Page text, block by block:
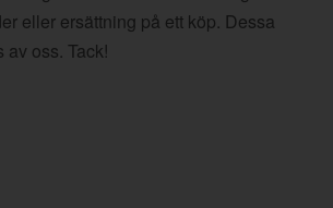
eller ersättning på ett köp. Dessa
av oss. Tack!